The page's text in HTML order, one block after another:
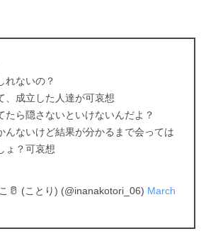
れないの？
、成立した人達が可哀想
たら隠さないといけないんだよ？
んないけど結果が分かるまで会っては
ょ？可哀想
🥛 (ことり) (@inanakotori_06) March